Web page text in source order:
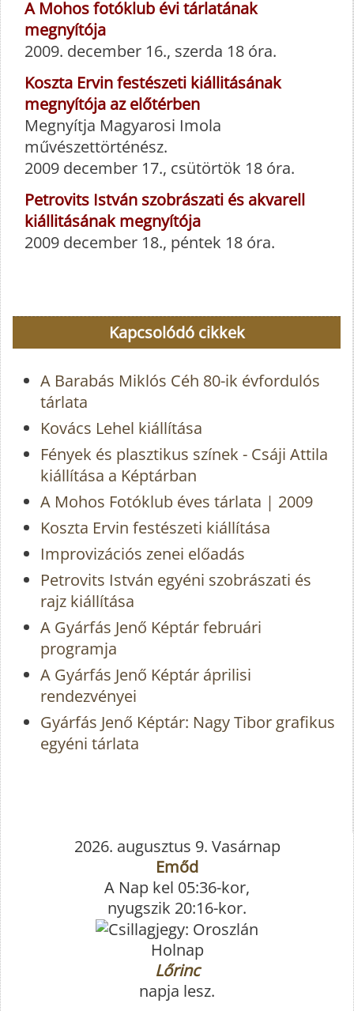
A Mohos fotóklub évi tárlatának
megnyítója
2009. december 16., szerda 18 óra.
Koszta Ervin festészeti kiállitásának
megnyítója az előtérben
Megnyítja Magyarosi Imola
művészettörténész.
2009 december 17., csütörtök 18 óra.
Petrovits István szobrászati és akvarell
kiállitásának megnyítója
2009 december 18., péntek 18 óra.
Kapcsolódó cikkek
A Barabás Miklós Céh 80-ik évfordulós
tárlata
Kovács Lehel kiállítása
Fények és plasztikus színek - Csáji Attila
kiállítása a Képtárban
A Mohos Fotóklub éves tárlata | 2009
Koszta Ervin festészeti kiállítása
Improvizációs zenei előadás
Petrovits István egyéni szobrászati és
rajz kiállítása
A Gyárfás Jenő Képtár februári
programja
A Gyárfás Jenő Képtár áprilisi
rendezvényei
Gyárfás Jenő Képtár: Nagy Tibor grafikus
egyéni tárlata
2026. augusztus 9. Vasárnap
Emőd
A Nap kel 05:36-kor,
nyugszik 20:16-kor.
Holnap
Lőrinc
napja lesz.